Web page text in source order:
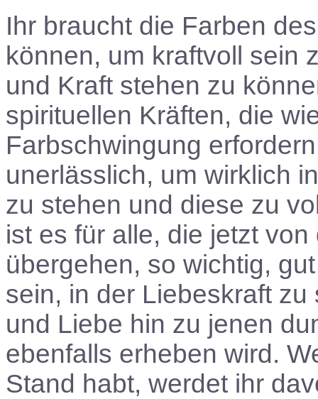
Ihr braucht die Farben
können, um kraftvoll sein
und Kraft stehen zu
spirituellen Kräften, die
Farbschwingung
unerlässlich, um wirklich
zu stehen und diese zu
ist es für alle, die jetzt
übergehen, so wichtig,
sein, in der Liebeskraft
und Liebe hin zu jenen
ebenfalls erheben wird.
Stand habt, werdet ihr